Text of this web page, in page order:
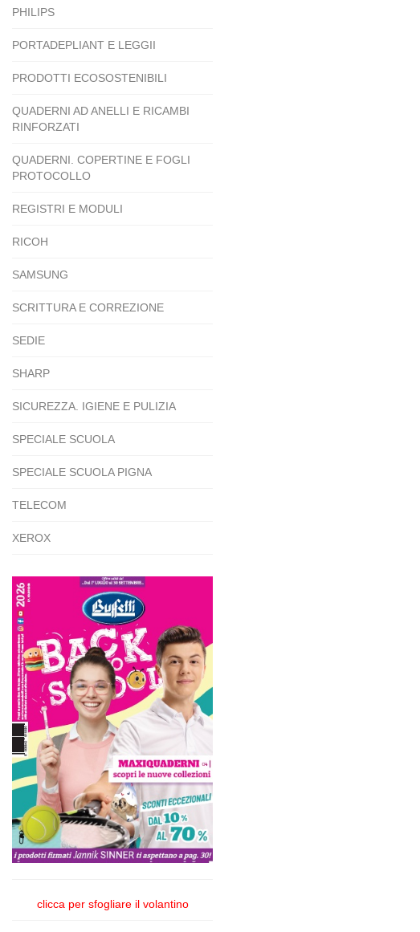
PHILIPS
PORTADEPLIANT E LEGGII
PRODOTTI ECOSOSTENIBILI
QUADERNI AD ANELLI E RICAMBI
RINFORZATI
QUADERNI. COPERTINE E FOGLI
PROTOCOLLO
REGISTRI E MODULI
RICOH
SAMSUNG
SCRITTURA E CORREZIONE
SEDIE
SHARP
SICUREZZA. IGIENE E PULIZIA
SPECIALE SCUOLA
SPECIALE SCUOLA PIGNA
TELECOM
XEROX
clicca per sfogliare il volantino